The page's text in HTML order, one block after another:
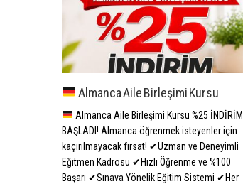
Almanca Aile Birleşimi Kursu
Almanca Aile Birleşimi Kursu %25 İNDİRİM
BAŞLADI! Almanca öğrenmek isteyenler için
kaçırılmayacak fırsat! ✔Uzman ve Deneyimli
Eğitmen Kadrosu ✔Hızlı Öğrenme ve %100
Başarı ✔Sınava Yönelik Eğitim Sistemi ✔Her